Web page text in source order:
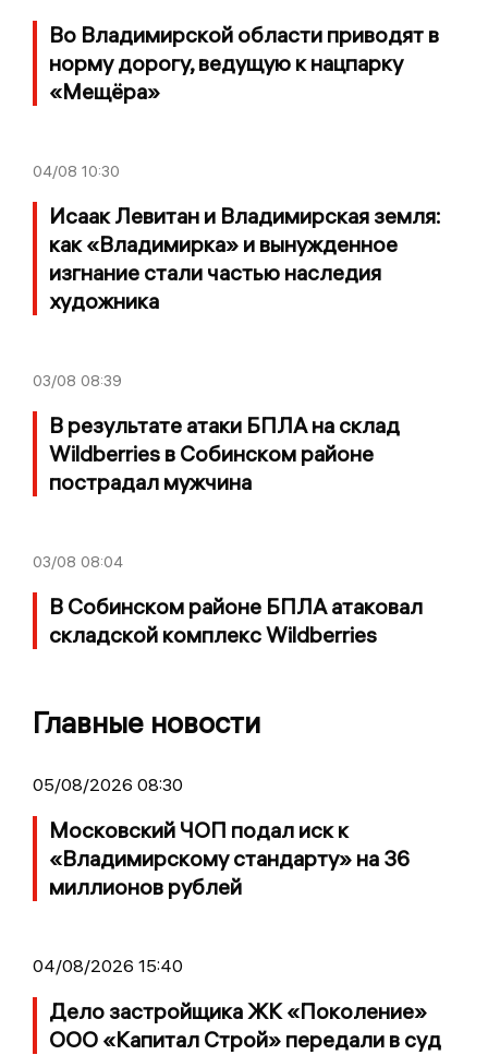
Во Владимирской области приводят в
норму дорогу, ведущую к нацпарку
«Мещёра»
04/08 10:30
Исаак Левитан и Владимирская земля:
как «Владимирка» и вынужденное
изгнание стали частью наследия
художника
03/08 08:39
В результате атаки БПЛА на склад
Wildberries в Собинском районе
пострадал мужчина
03/08 08:04
В Собинском районе БПЛА атаковал
складской комплекс Wildberries
Главные новости
05/08/2026 08:30
Московский ЧОП подал иск к
«Владимирскому стандарту» на 36
миллионов рублей
04/08/2026 15:40
Дело застройщика ЖК «Поколение»
ООО «Капитал Строй» передали в суд